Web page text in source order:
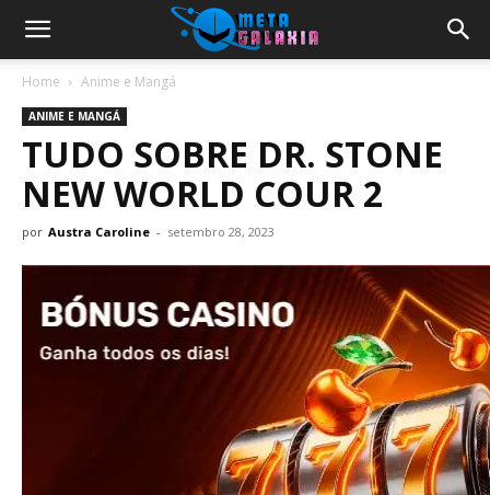
Home Anime e Mangá
ANIME E MANGÁ
TUDO SOBRE DR. STONE
NEW WORLD COUR 2
por Austra Caroline - setembro 28, 2023